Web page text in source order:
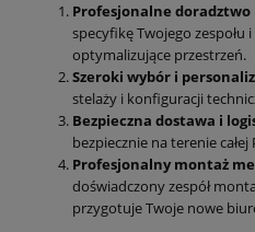
Profesjonalne
specyfikę Twojego zespołu
optymalizujące przestrzeń.
Szeroki wybór i
stelaży i konfiguracji
Bezpieczna dostawa i
bezpiecznie na terenie całej
Profesjonalny montaż
doświadczony zespół
przygotuje Twoje nowe